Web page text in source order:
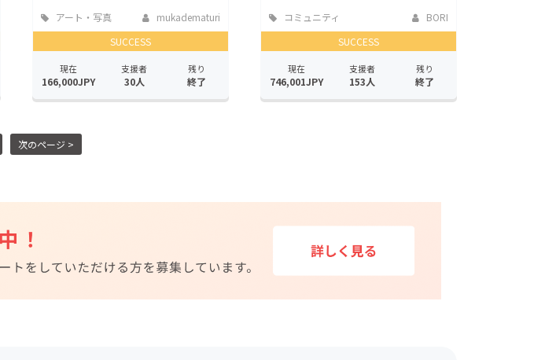
アート・写真
mukadematuri
SUCCESS
現在
166,000JPY
支援者
30人
残り
終了
コミュニティ
BORI
SUCCESS
現在
746,001JPY
支援者
153人
残り
終了
次のページ >